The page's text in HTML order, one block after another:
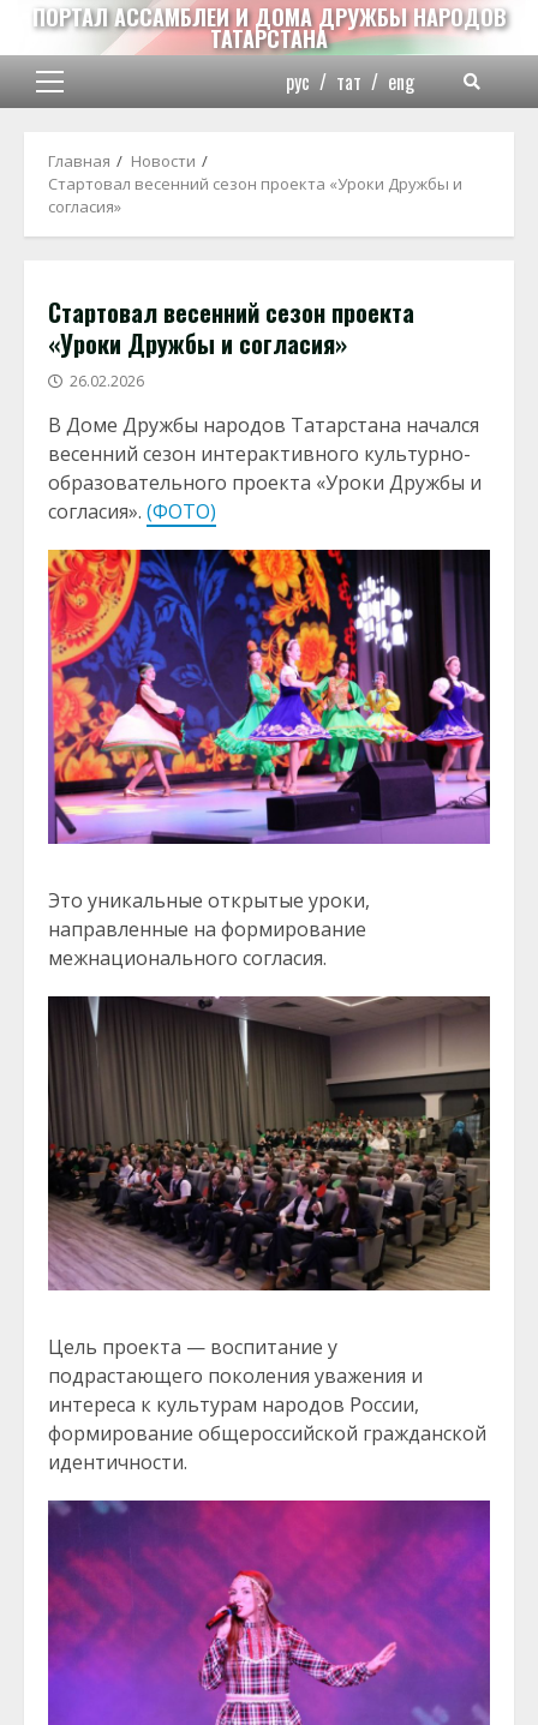
Перейти
содержимому
ПОРТАЛ АССАМБЛЕИ И ДОМА ДРУЖБЫ НАРОДОВ
ТАТАРСТАНА
Основное
рус / тат / eng
Главная
Новости
Стартовал весенний сезон проекта «Уроки Дружбы и
согласия»
Стартовал весенний сезон проекта
«Уроки Дружбы и согласия»
26.02.2026
В Доме Дружбы народов Татарстана начался
весенний сезон интерактивного культурно-
образовательного проекта «Уроки Дружбы и
согласия». (ФОТО)
Это уникальные открытые уроки,
направленные на формирование
межнационального согласия.
Цель проекта — воспитание у
подрастающего поколения уважения и
интереса к культурам народов России,
формирование общероссийской гражданской
идентичности.